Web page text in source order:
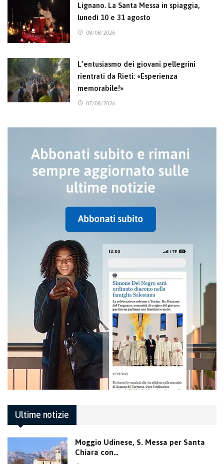
Lignano. La Santa Messa in spiaggia,
lunedì 10 e 31 agosto
08/08/2026
L’entusiasmo dei giovani pellegrini
rientrati da Rieti: «Esperienza
memorabile!»
07/08/2026
Ultime notizie
Moggio Udinese, S. Messa per Santa
Chiara con…